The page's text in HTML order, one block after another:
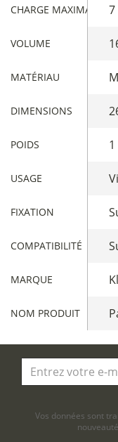
CHARGE MAXIMALE 7
VOLUME
MATÉRIAU
DIMENSIONS
POIDS
USAGE
FIXATION
COMPATIBILITÉ
MARQUE
NOM PRODUIT
Vos données sont